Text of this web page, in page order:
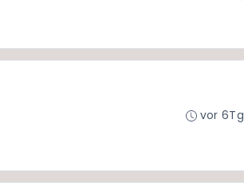
vor 6Tg